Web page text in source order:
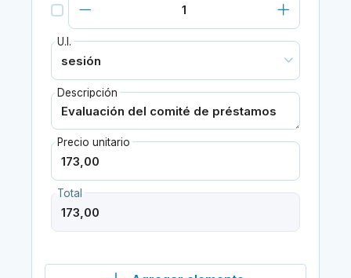
U.I.
Descripción
Precio unitario
Total